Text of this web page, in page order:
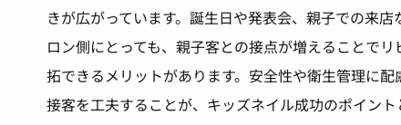
きが広がっています。誕生日や発表会、親子での来
ロン側にとっても、親子客との接点が増えることで
拓できるメリットがあります。安全性や衛生管理に
接客を工夫することが、キッズネイル成功のポイント